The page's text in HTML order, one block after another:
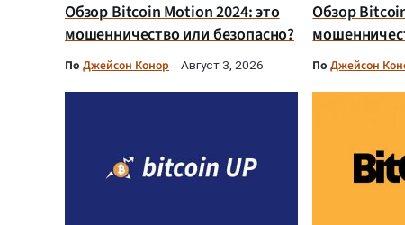
Обзор Bitcoin Motion 2024: это
мошенничество или безопасно?
По Джейсон Конор Август 3, 2026
Обзор
ПоДжейсон